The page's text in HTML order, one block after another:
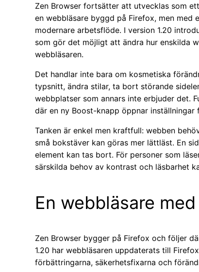
Zen Browser fortsätter att utvecklas som
en webbläsare byggd på Firefox, men
modernare arbetsflöde. I version 1.20
som gör det möjligt att ändra hur enskilda
webbläsaren.
Det handlar inte bara om kosmetiska
typsnitt, ändra stilar, ta bort störande
webbplatser som annars inte erbjuder det.
där en ny Boost-knapp öppnar inställningar
Tanken är enkel men kraftfull: webben
små bokstäver kan göras mer lättläst. En
element kan tas bort. För personer som
särskilda behov av kontrast och läsbarhet
En webbläsare
Zen Browser bygger på Firefox och följer
1.20 har webbläsaren uppdaterats till
förbättringarna, säkerhetsfixarna och